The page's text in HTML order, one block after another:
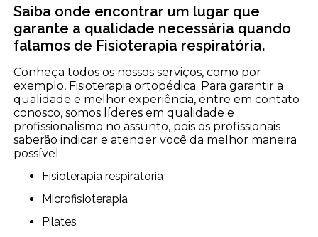
Saiba onde encontrar um lugar que
garante a qualidade necessária quando
falamos de Fisioterapia respiratória.
Conheça todos os nossos serviços, como por
exemplo, Fisioterapia ortopédica. Para garantir a
qualidade e melhor experiência, entre em contato
conosco, somos líderes em qualidade e
profissionalismo no assunto, pois os profissionais
saberão indicar e atender você da melhor maneira
possível.
Fisioterapia respiratória
Microfisioterapia
Pilates